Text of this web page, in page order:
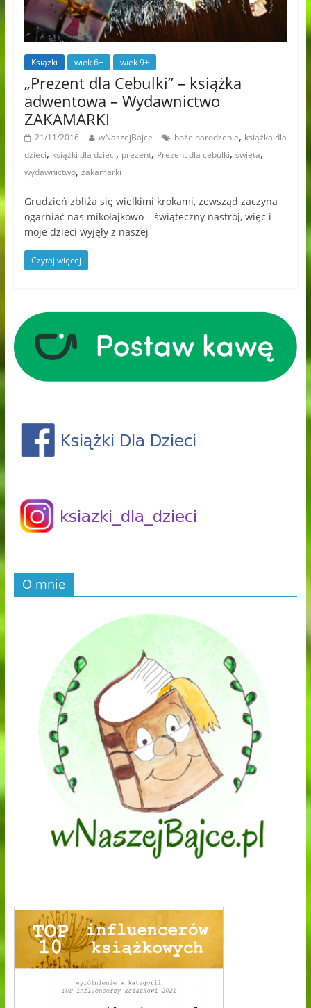
Książki wiek 6+ wiek 9+
„Prezent dla Cebulki” – książka
adwentowa – Wydawnictwo
ZAKAMARKI
21/11/2016 wNaszejBajce boże narodzenie, książka dla
dzieci, książki dla dzieci, prezent, Prezent dla cebulki, święta,
wydawnictwo, zakamarki
Grudzień zbliża się wielkimi krokami, zewsząd zaczyna
ogarniać nas mikołajkowo – świąteczny nastrój, więc i
moje dzieci wyjęły z naszej
Czytaj więcej
O mnie